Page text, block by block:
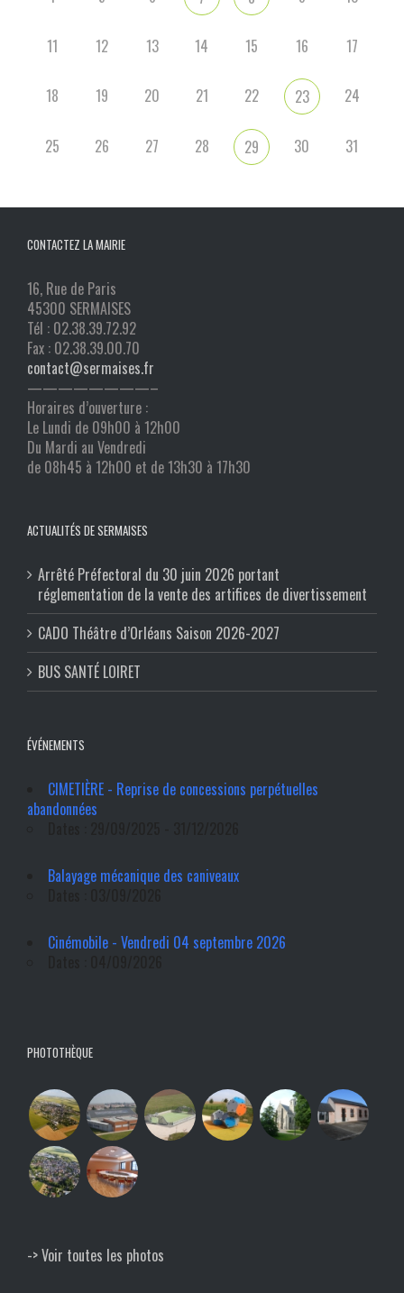
11 12 13 14 15 16 17
18 19 20 21 22 23 24
25 26 27 28 29 30 31
CONTACTEZ LA MAIRIE
16, Rue de Paris
45300 SERMAISES
Tél : 02.38.39.72.92
Fax : 02.38.39.00.70
contact@sermaises.fr
————————–
Horaires d’ouverture :
Le Lundi de 09h00 à 12h00
Du Mardi au Vendredi
de 08h45 à 12h00 et de 13h30 à 17h30
ACTUALITÉS DE SERMAISES
Arrêté Préfectoral du 30 juin 2026 portant
réglementation de la vente des artifices de divertissement
CADO Théâtre d’Orléans Saison 2026-2027
BUS SANTÉ LOIRET
ÉVÉNEMENTS
CIMETIÈRE - Reprise de concessions perpétuelles
abandonnées
Balayage mécanique des caniveaux
Cinémobile - Vendredi 04 septembre 2026
PHOTOTHÈQUE
-> Voir toutes les photos